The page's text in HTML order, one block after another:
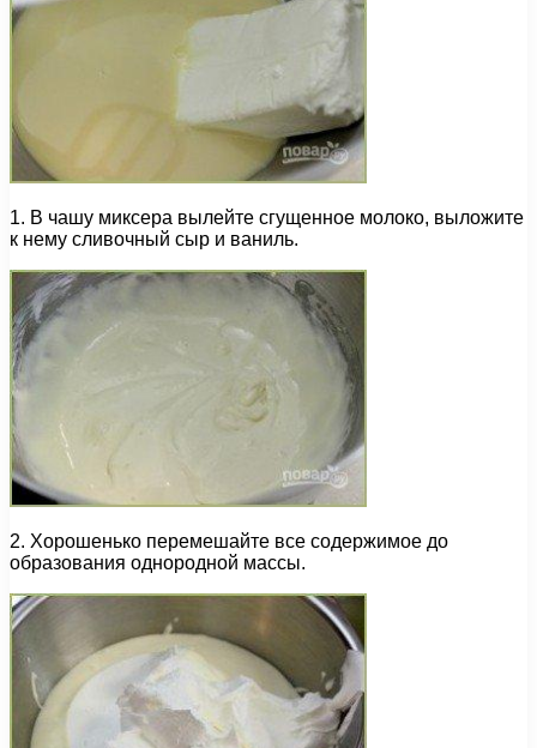
1. В чашу миксера вылейте сгущенное молоко, выложите
к нему сливочный сыр и ваниль.
2. Хорошенько перемешайте все содержимое до
образования однородной массы.